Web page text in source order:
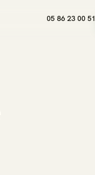
05 86 23 00 51